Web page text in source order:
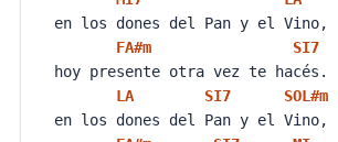
en los dones del Pan y el Vino,
FA#m SI7
hoy presente otra vez te hacés.
LA
SI7 SOL#m
en los dones del Pan y el Vino,